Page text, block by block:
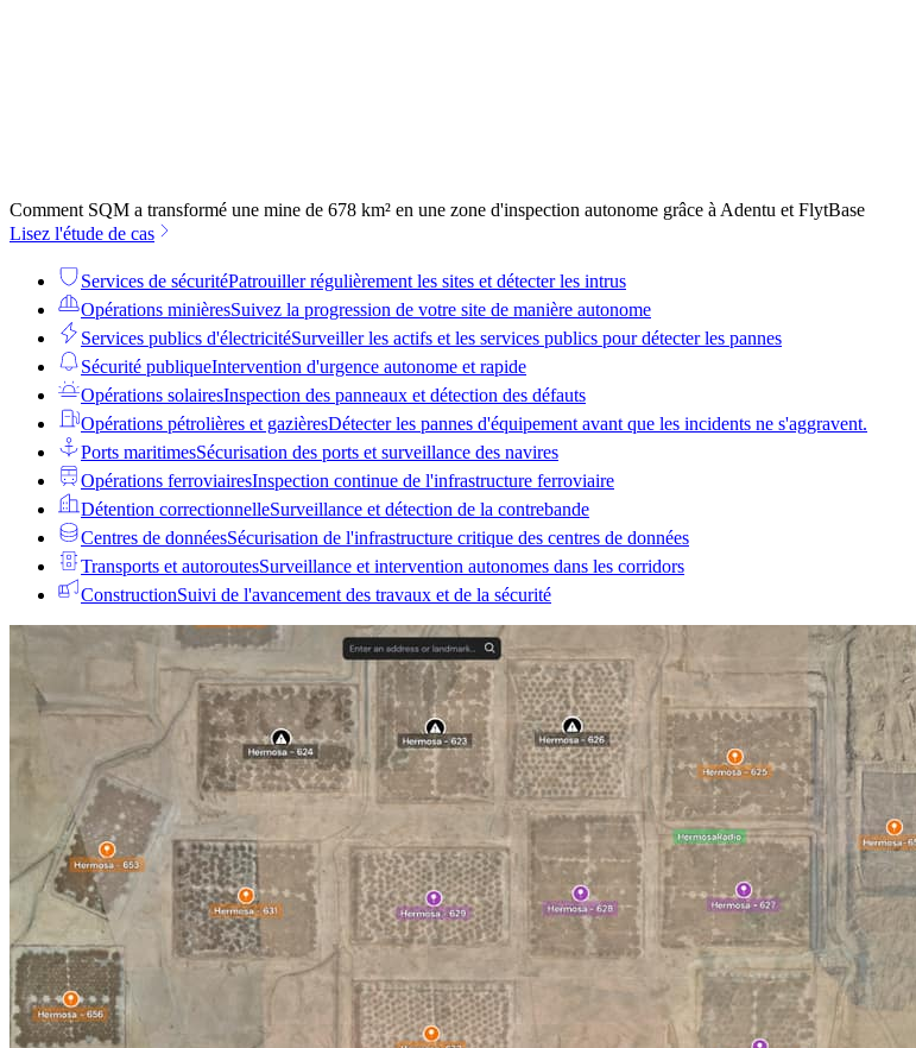
Comment SQM a transformé une mine de 678 km² en une zone d'inspection autonome grâce à Adentu et FlytBase
Lisez l'étude de cas
Services de sécuritéPatrouiller régulièrement les sites et détecter les intrus
Opérations minièresSuivez la progression de votre site de manière autonome
Services publics d'électricitéSurveiller les actifs et les services publics pour détecter les pannes
Sécurité publiqueIntervention d'urgence autonome et rapide
Opérations solairesInspection des panneaux et détection des défauts
Opérations pétrolières et gazièresDétecter les pannes d'équipement avant que les incidents ne s'aggravent.
Ports maritimesSécurisation des ports et surveillance des navires
Opérations ferroviairesInspection continue de l'infrastructure ferroviaire
Détention correctionnelleSurveillance et détection de la contrebande
Centres de donnéesSécurisation de l'infrastructure critique des centres de données
Transports et autoroutesSurveillance et intervention autonomes dans les corridors
ConstructionSuivi de l'avancement des travaux et de la sécurité